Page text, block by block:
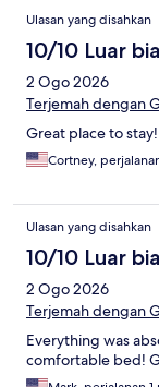
Ulasan yang disahkan
10/10 Luar
2 Ogo 2026
Terjemah dengan
Great place to
Cortney,
Ulasan yang disahkan
10/10 Luar
2 Ogo 2026
Terjemah dengan
Everything was
comfortable bed!